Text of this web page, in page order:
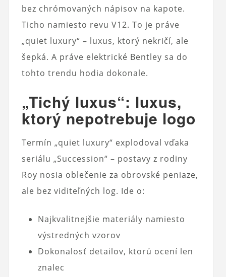
bez chrómovaných nápisov na kapote.
Ticho namiesto revu V12. To je práve
„quiet luxury“ – luxus, ktorý nekričí, ale
šepká. A práve elektrické Bentley sa do
tohto trendu hodia dokonale.
„Tichý luxus“: luxus,
ktorý nepotrebuje logo
Termín „quiet luxury“ explodoval vďaka
seriálu „Succession“ – postavy z rodiny
Roy nosia oblečenie za obrovské peniaze,
ale bez viditeľných log. Ide o:
Najkvalitnejšie materiály namiesto
výstredných vzorov
Dokonalosť detailov, ktorú ocení len
znalec